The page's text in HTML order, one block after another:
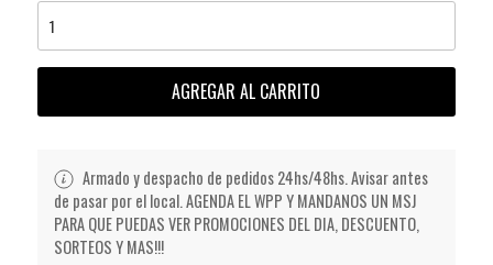
AGREGAR AL CARRITO
Armado y despacho de pedidos 24hs/48hs. Avisar antes
de pasar por el local. AGENDA EL WPP Y MANDANOS UN MSJ
PARA QUE PUEDAS VER PROMOCIONES DEL DIA, DESCUENTO,
SORTEOS Y MAS!!!